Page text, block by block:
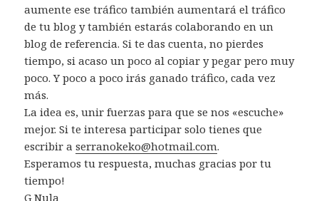
aumente ese tráfico también aumentará el tráfico
de tu blog y también estarás colaborando en un
blog de referencia. Si te das cuenta, no pierdes
tiempo, si acaso un poco al copiar y pegar pero muy
poco. Y poco a poco irás ganado tráfico, cada vez
más.
La idea es, unir fuerzas para que se nos «escuche»
mejor. Si te interesa participar solo tienes que
escribir aserranokeko@hotmail.com.
Esperamos tu respuesta, muchas gracias por tu
tiempo!
G Nula